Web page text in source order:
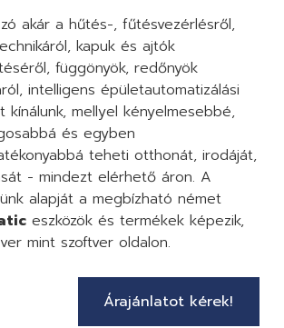
akár a hűtés-, fűtésvezérlésről,
kapuk és ajtók
függönyök, redőnyök
intelligens épületautomatizálási
kínálunk, mellyel kényelmesebbé,
és egyben
teheti otthonát, irodáját,
- mindezt elérhető áron. A
alapját a megbízható német
eszközök és termékek képezik,
mint szoftver oldalon.
Árajánlatot kérek!